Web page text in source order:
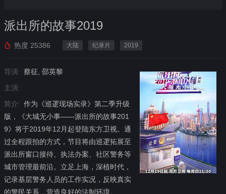
派出所的故事2019
热度 25386 大陆 纪录片 2019
导演: 蔡征, 邵英黎
主演:
简介: 作为《巡逻现场实录》第二季升级
版，《大城无小事——派出所的故事201
9》将于2019年12月起登陆东方卫视。通
过全程跟拍的方式，节目将由巡逻拓展至
派出所窗口接待、执法办案、社区警务等
城市管理最前沿。立足上海，深植时代，
记录基层警务人员的工作实况，反映真实
的警民关系，营造良好的法制环境。